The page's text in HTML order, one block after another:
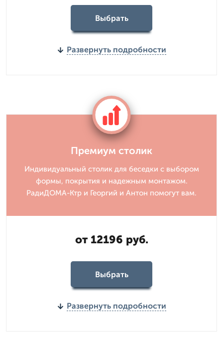
Выбрать
Развернуть подробности
Премиум столик
Индивидуальный столик для беседки с выбором
формы, покрытия и надежным монтажом.
РадиДОМА-Ктр и Георгий и Антон помогут вам.
от 12196 руб.
Выбрать
Развернуть подробности